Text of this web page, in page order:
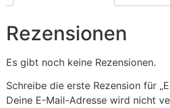
Rezensionen
Es gibt noch keine Rezensionen.
Schreibe die erste Rezension für
Deine E-Mail-Adresse wird nicht